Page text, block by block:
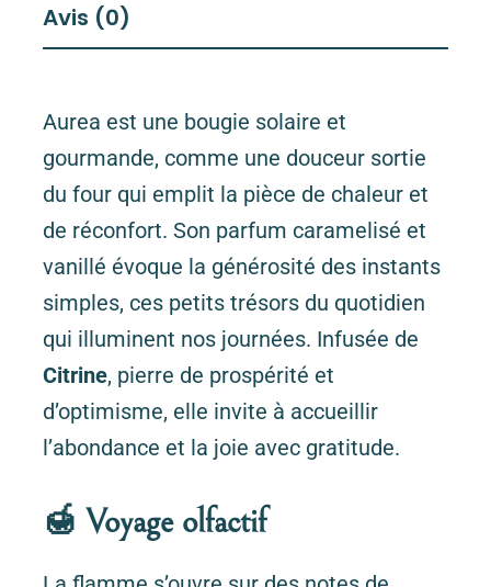
Avis (0)
Aurea est une bougie solaire et
gourmande, comme une douceur sortie
du four qui emplit la pièce de chaleur et
de réconfort. Son parfum caramelisé et
vanillé évoque la générosité des instants
simples, ces petits trésors du quotidien
qui illuminent nos journées. Infusée de
Citrine, pierre de prospérité et
d’optimisme, elle invite à accueillir
l’abondance et la joie avec gratitude.
🍯 Voyage olfactif